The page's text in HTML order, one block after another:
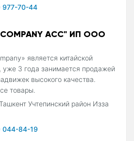
977-70-44
COMPANY ACC" ИП ООО
является китайской
уже 3 года занимается продажей
высокого качества.
товары.
Учтепинский район Изза
044-84-19